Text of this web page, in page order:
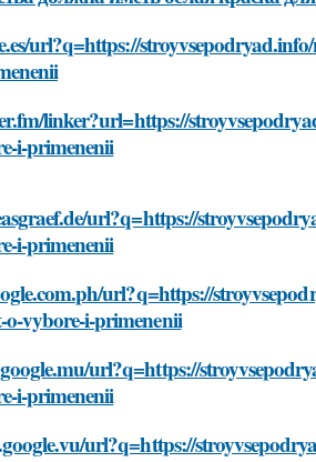
url?q=https://
linker?url=https://
i-primenenii
url?q=https://
i-primenenii
url?q=https://
vybore-i-primenenii
url?q=https://
i-primenenii
url?q=https://